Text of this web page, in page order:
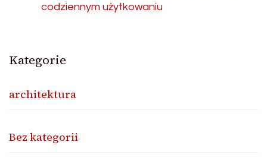
codziennym użytkowaniu
Kategorie
architektura
Bez kategorii